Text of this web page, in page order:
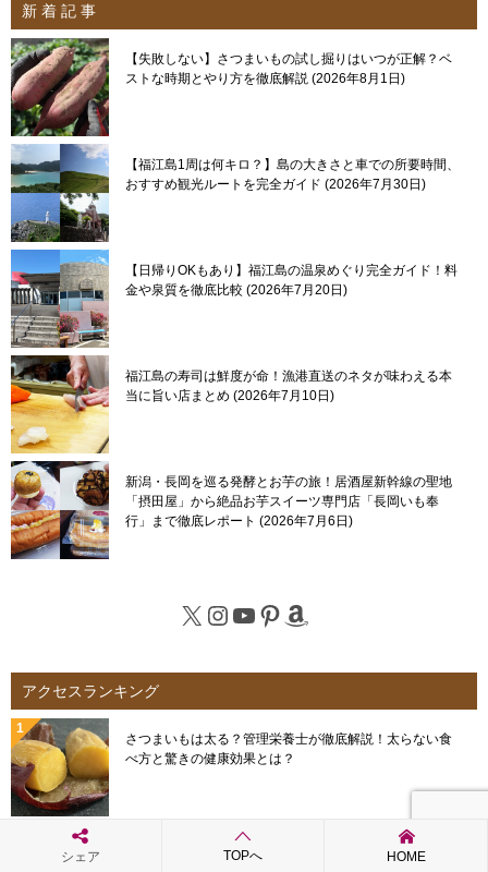
新 着 記 事
【失敗しない】さつまいもの試し掘りはいつが正解？ベ
ストな時期とやり方を徹底解説 2026年8月1日
【福江島1周は何キロ？】島の大きさと車での所要時間、
おすすめ観光ルートを完全ガイド 2026年7月30日
【日帰りOKもあり】福江島の温泉めぐり完全ガイド！料
金や泉質を徹底比較 2026年7月20日
福江島の寿司は鮮度が命！漁港直送のネタが味わえる本
当に旨い店まとめ 2026年7月10日
新潟・長岡を巡る発酵とお芋の旅！居酒屋新幹線の聖地
「摂田屋」から絶品お芋スイーツ専門店「長岡いも奉
行」まで徹底レポート
2026年7月6日
X Instagram
YouTube
Pinterest
Amazon
アクセスランキング
さつまいもは太る？管理栄養士が徹底解説！太らない食
べ方と驚きの健康効果とは？
コンビニで買える冷やし焼き芋を食べ比べしてみた！ダ
イエットもできる冷やし焼き芋のカロリーは？
シェア TOPへ HOME